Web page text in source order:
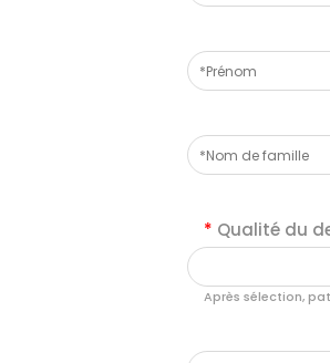
* Qualité du
Après sélection,